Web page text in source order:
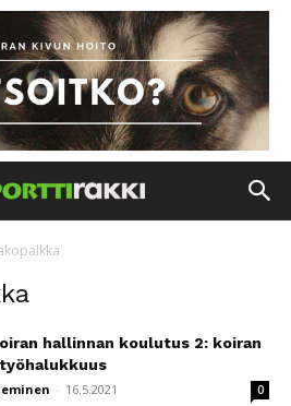
hallinnan koulutus 2: koiran
- 16.5.2021 0